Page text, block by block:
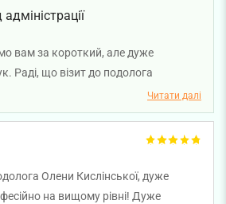
вам за короткий, але дуже
Раді, що візит до подолога
на високому професійному рівні та
враження. Бажаємо вам міцного
Читати далі
Олени Кислінської, дуже
на вищому рівні! Дуже